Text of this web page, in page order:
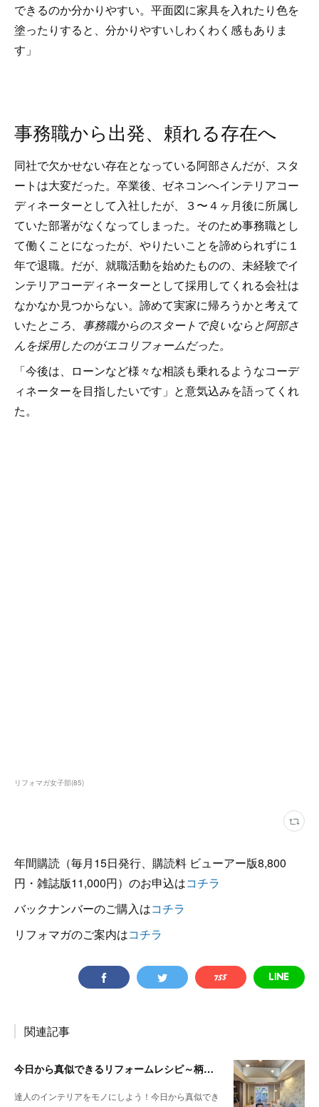
できるのか分かりやすい。平面図に家具を入れたり色を
塗ったりすると、分かりやすいしわくわく感もありま
す」
事務職から出発、頼れる存在へ
同社で欠かせない存在となっている阿部さんだが、スタ
ートは大変だった。卒業後、ゼネコンへインテリアコー
ディネーターとして入社したが、３〜４ヶ月後に所属し
ていた部署がなくなってしまった。そのため事務職とし
て働くことになったが、やりたいことを諦められずに１
年で退職。だが、就職活動を始めたものの、未経験でイ
ンテリアコーディネーターとして採用してくれる会社は
なかなか見つからない。諦めて実家に帰ろうかと考えて
いた ところ、事務職からのスタートで良いならと阿部さ
んを採用したのがエコリフォームだった。
「今後は、ローンなど様々な相談も乗れるようなコーデ
ィネーターを目指したいです」と意気込みを語ってくれ
た。
リフォマガ女子部(85)
年間購読（毎月15日発行、購読料 ビューアー版8,800
円・雑誌版11,000円）のお申込はコチラ
バックナンバーのご購入はコチラ
リフォマガのご案内はコチラ
関連記事
今日から真似できるリフォームレシピ～柄と色の組み合わせ方で決まる 調和とメリハリのある空間
達人のインテリアをモノにしよう！今日から真似でき